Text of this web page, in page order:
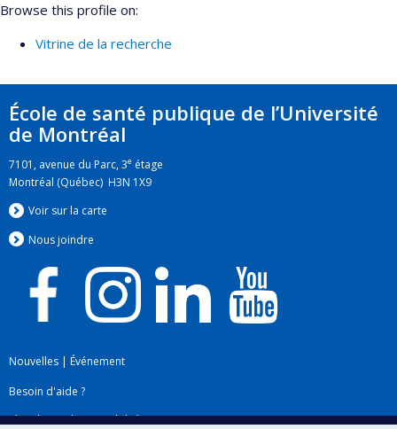
Browse this profile on:
Vitrine de la recherche
École de santé publique de l’Université
de Montréal
7101, avenue du Parc, 3e étage
Montréal (Québec) H3N 1X9
Voir sur la carte
Nous joindre
Nouvelles | Événement
Besoin d'aide ?
Plan du site|Accessibilité